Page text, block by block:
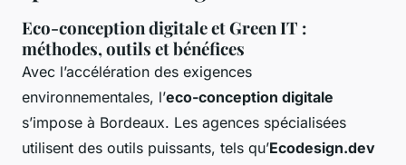
Eco-conception digitale et Green IT :
méthodes, outils et bénéfices
Avec l’accélération des exigences
environnementales, l’eco-conception digitale
s’impose à Bordeaux. Les agences spécialisées
utilisent des outils puissants, tels qu’Ecodesign.dev